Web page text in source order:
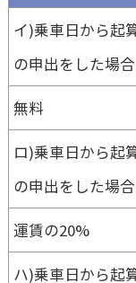
イ)乗車日から起
の申出をした場合
無料
ロ)乗車日から起
の申出をした場合
運賃の20%
ハ)乗車日から起